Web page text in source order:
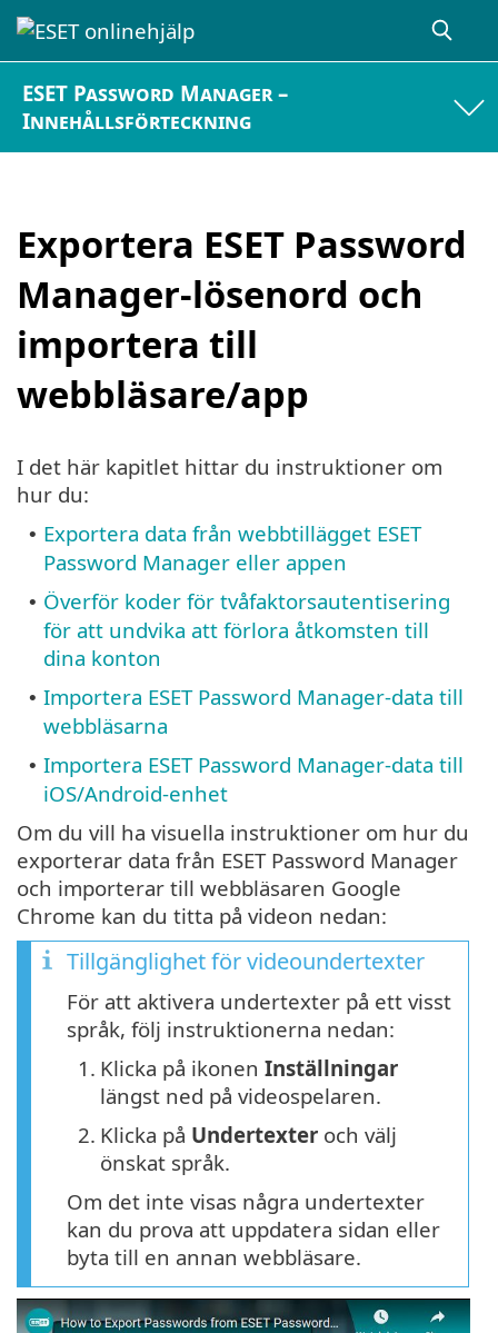
ESET Password Manager –
Innehållsförteckning
Exportera ESET Password
Manager-lösenord och
importera till
webbläsare/app
I det här kapitlet hittar du instruktioner om
hur du:
• Exportera data från webbtillägget ESET
Password Manager eller appen
• Överför koder för tvåfaktorsautentisering
för att undvika att förlora åtkomsten till
dina konton
• Importera ESET Password Manager-data till
webbläsarna
• Importera ESET Password Manager-data till
iOS/Android-enhet
Om du vill ha visuella instruktioner om hur du
exporterar data från ESET Password Manager
och importerar till webbläsaren Google
Chrome kan du titta på videon nedan:
Tillgänglighet för videoundertexter
För att aktivera undertexter på ett visst
språk, följ instruktionerna nedan:
1. Klicka på ikonen Inställningar
längst ned på videospelaren.
2. Klicka på Undertexter och välj
önskat språk.
Om det inte visas några undertexter
kan du prova att uppdatera sidan eller
byta till en annan webbläsare.